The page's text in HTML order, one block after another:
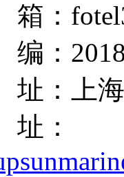
：
：
：上海
：